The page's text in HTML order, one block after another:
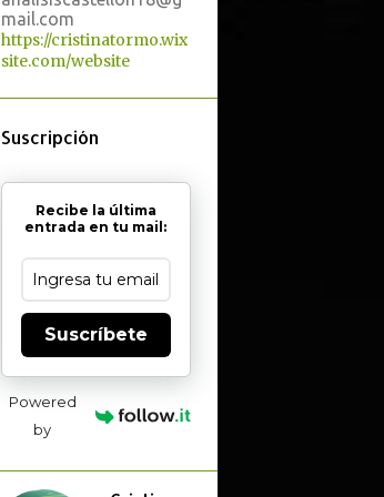
mail.com
https://cristinatormo.wix
site.com/website
Suscripción
Recibe la última
entrada en tu mail:
Suscríbete
Powered
by